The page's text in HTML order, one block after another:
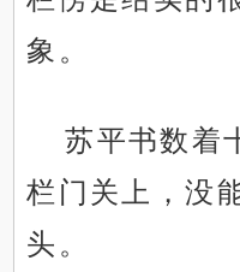
象。
苏平书数着
栏门关上，没
头。